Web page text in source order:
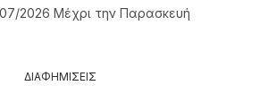
2026 Μέχρι την Παρασκευή
ΔΙΑΦΗΜΙΣΕΙΣ